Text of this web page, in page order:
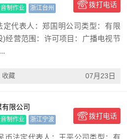
制作业 浙江台州 拨打电话
定代表人：郑国明公司类型：有限
经营范围：许可项目：广播电视节
收藏 07月23日
限公司
制作业 浙江宁波 拨打电话
币法定代表人：王平公司类型：有